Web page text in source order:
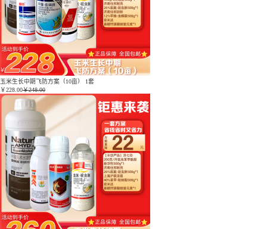
玉米生长中期飞防方案（10亩） 1套
￥228.00￥248.00